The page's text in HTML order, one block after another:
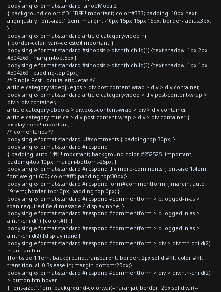
body.single-format-standard .sinopModal2
{ background-color: #D1EBFF !important; color:#333; padding: 10px; text-
align:justify; font-size:1.2em; margin: -10px 15px 15px 15px; border-radius:3px;
}
body.single-format-standard article.category-video hr
{ border-color: var(--celeste)!important; }
body.single-format-standard #sinopsis > div:nth-child(1) {text-shadow: 1px 2px
#304269 ; margin-top:5px;}
body.single-format-standard #sinopsis > div:nth-child(2) {text-shadow: 1px 1px
#304269 ; padding-top:0px;}
/* Single Post - oculta etiquetas */
article.category-videojuegos > div.post-content-wrap > div > div.container,
body.single-format-standard article.category-video > div.post-content-wrap >
div > div.container,
article.category-ebooks > div.post-content-wrap > div > div.container,
article.category-musica > div.post-content-wrap > div > div.container {
display:none!important; }
/* comentarios */
body.single-format-standard ul#comments { padding-top:30px; }
body.single-format-standard #respond
{ padding: auto 14% !important; background-color:#252525 !important;
padding-top:10px; margin-bottom:-25px; }
body.single-format-standard #respond div.more-comments {font-size:1.4em;
font-weight:600; color:#fff; padding-top:30px;}
body.single-format-standard #respond form#commentform { margin: auto
19rem; border-top: 0px; padding-top:0px; }
body.single-format-standard #respond #commentform > p.logged-in-as >
span.required-field-message { display:none; }
body.single-format-standard #respond #commentform > p.logged-in-as >
a:nth-child(1) {color:#fff;}
body.single-format-standard #respond #commentform > p.logged-in-as >
a:nth-child(2) {display:none;}
body.single-format-standard #respond #commentform > div > div:nth-child(2)
> button.btn
{font-size:1.1em; background:transparent; border: 2px solid #fff; color:#fff;
transition: all 0.3s ease-in; margin-bottom:25px;}
body.single-format-standard #respond #commentform > div > div:nth-child(2)
> button.btn:hover
{ font-size:1.1em; background-color:var(--naranja); border: 2px solid var(--